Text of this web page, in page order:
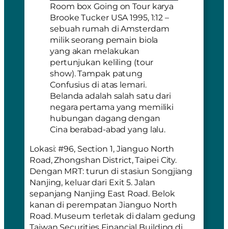
Room box Going on Tour karya
Brooke Tucker USA 1995, 1:12 –
sebuah rumah di Amsterdam
milik seorang pemain biola
yang akan melakukan
pertunjukan keliling (tour
show). Tampak patung
Confusius di atas lemari.
Belanda adalah salah satu dari
negara pertama yang memiliki
hubungan dagang dengan
Cina berabad-abad yang lalu.
Lokasi: #96, Section 1, Jianguo North
Road, Zhongshan District, Taipei City.
Dengan MRT: turun di stasiun Songjiang
Nanjing, keluar dari Exit 5. Jalan
sepanjang Nanjing East Road. Belok
kanan di perempatan Jianguo North
Road. Museum terletak di dalam gedung
Taiwan Securities Financial Building di